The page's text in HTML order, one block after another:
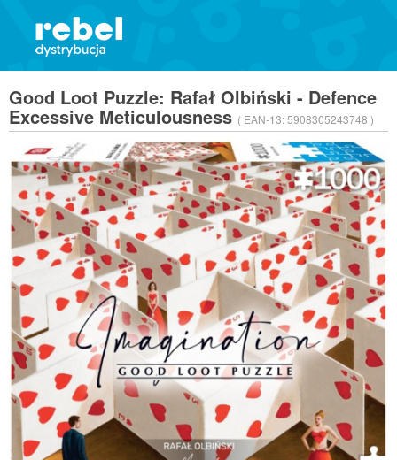
Good Loot Puzzle: Rafał Olbiński - Defence
Excessive Meticulousness ( EAN-13:5908305243748 )